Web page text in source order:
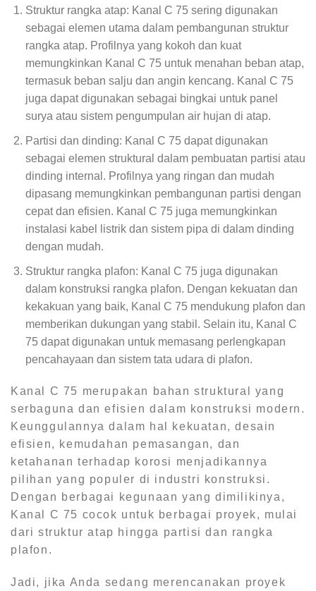
Struktur rangka atap: Kanal C 75 sering digunakan
sebagai elemen utama dalam pembangunan struktur
rangka atap. Profilnya yang kokoh dan kuat
memungkinkan Kanal C 75 untuk menahan beban atap,
termasuk beban salju dan angin kencang. Kanal C 75
juga dapat digunakan sebagai bingkai untuk panel
surya atau sistem pengumpulan air hujan di atap.
Partisi dan dinding: Kanal C 75 dapat digunakan
sebagai elemen struktural dalam pembuatan partisi atau
dinding internal. Profilnya yang ringan dan mudah
dipasang memungkinkan pembangunan partisi dengan
cepat dan efisien. Kanal C 75 juga memungkinkan
instalasi kabel listrik dan sistem pipa di dalam dinding
dengan mudah.
Struktur rangka plafon: Kanal C 75 juga digunakan
dalam konstruksi rangka plafon. Dengan kekuatan dan
kekakuan yang baik, Kanal C 75 mendukung plafon dan
memberikan dukungan yang stabil. Selain itu, Kanal C
75 dapat digunakan untuk memasang perlengkapan
pencahayaan dan sistem tata udara di plafon.
Kanal C 75 merupakan bahan struktural yang
serbaguna dan efisien dalam konstruksi modern.
Keunggulannya dalam hal kekuatan, desain
efisien, kemudahan pemasangan, dan
ketahanan terhadap korosi menjadikannya
pilihan yang populer di industri konstruksi.
Dengan berbagai kegunaan yang dimilikinya,
Kanal C 75 cocok untuk berbagai proyek, mulai
dari struktur atap hingga partisi dan rangka
plafon.
Jadi, jika Anda sedang merencanakan proyek